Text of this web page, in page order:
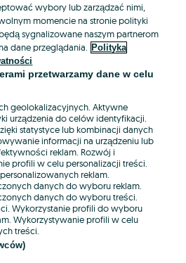
przez konto Google
LUB
wybory lub zarządzać nimi,
momencie na stronie polityki
sygnalizowane naszym partnerom
dane przeglądania.
Polityka
przetwarzamy dane w celu
geolokalizacyjnych. Aktywne
urządzenia do celów identyfikacji.
statystyce lub kombinacji danych
informacji na urządzeniu lub
reklam. Rozwój i
profili w celu personalizacji treści.
reklam.
danych do wyboru reklam.
danych do wyboru treści.
Wykorzystanie profili do wyboru
Wykorzystywanie profili w celu
treści.